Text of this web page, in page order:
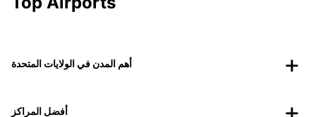
أهم المدن في الولايات المتحدة
أفضل المراكز